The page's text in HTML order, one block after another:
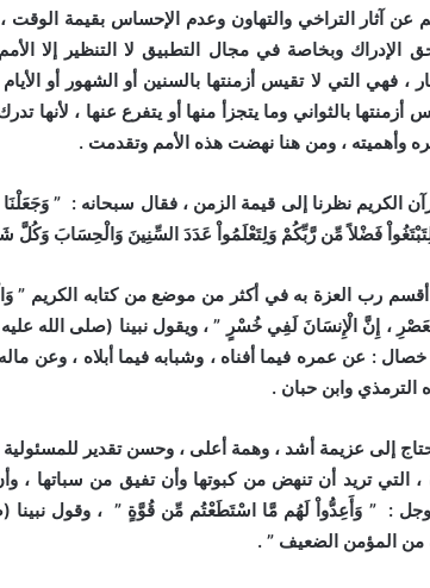
عن آثار التراخي والتهاون وعدم الإحساس بقيمة الوقت ،
الإدراك وبخاصة في مجال التطبيق لا التنظير إلا
، فهي التي لا تقيس أزمنتها بالسنين أو الشهور أو
أزمنتها بالثواني وما يتجزأ منها أو يتفرع عنها ، لأنها
وأهميته ، ومن هنا نهضت هذه الأمم وتقدمت .
الكريم نظرنا إلى قيمة الزمن ، فقال سبحانه : ” وَجَعَلْنَا
فَضْلاً مِّن رَّبِّكُمْ وَلِتَعْلَمُواْ عَدَدَ السِّنِينَ وَالْحِسَابَ وَكُلَّ
رب العزة به في أكثر من موضع من كتابه الكريم ”
، إِنَّ الْإِنسَانَ لَفِي خُسْرٍ ” ، ويقول نبينا (صلى الله
: عن عمره فيما أفناه ، وشبابه فيما أبلاه ، وعن
الترمذي وابن حبان .
إلى عزيمة أشد ، وهمة أعلى ، وحسن تقدير للمسئولية
، التي تريد أن تنهض من كبوتها وأن تفيق من سباتها ،
: ” وَأَعِدُّواْ لَهُم مَّا اسْتَطَعْتُم مِّن قُوَّةٍ ” ، وقول نبينا (
من المؤمن الضعيف ” .